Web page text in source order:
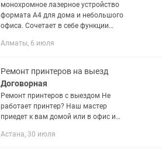
монохромное лазерное устройство
формата А4 для дома и небольшого
офиса. Сочетает в себе функции
факсимильного аппарата.
3025NI: скорость...
Алматы, 6 июля
Ремонт принтеров на выезд
Договорная
Ремонт принтеров с выездом Не
работает принтер? Наш мастер
приедет к вам домой или в офис и
Диагностика и ремонт принтеров и
Астана, 30 июля